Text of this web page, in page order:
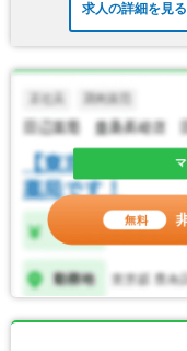
求人の詳細を見る